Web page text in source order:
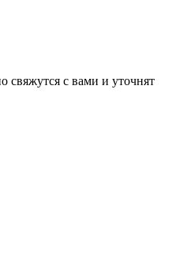
свяжутся с вами и уточнят